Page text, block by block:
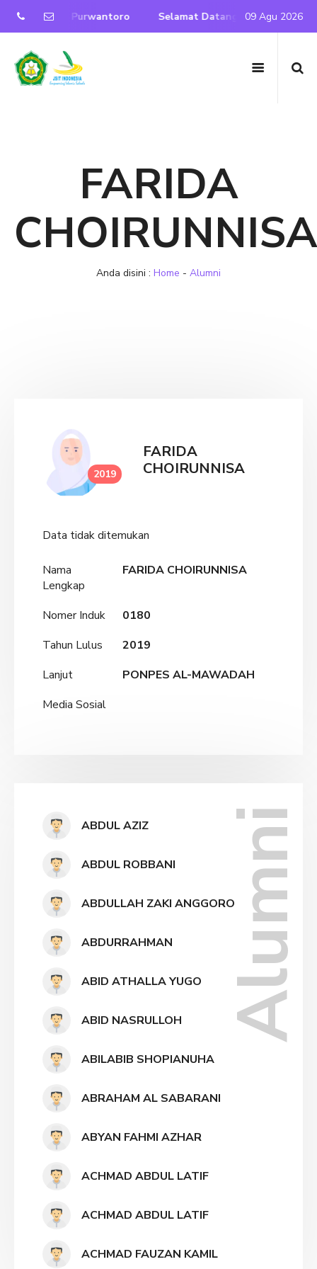
Nurul Iman Purwantoro Selamat Datang di Website
09 Agu 2026
FARIDA
CHOIRUNNISA
Anda disini : Home - Alumni
2019
FARIDA
CHOIRUNNISA
Data tidak ditemukan
Nama
Lengkap
FARIDA CHOIRUNNISA
Nomer Induk
0180
Tahun Lulus
2019
Lanjut
PONPES AL-MAWADAH
Media Sosial
Alumni
ABDUL AZIZ
ABDUL ROBBANI
ABDULLAH ZAKI ANGGORO
ABDURRAHMAN
ABID ATHALLA YUGO
ABID NASRULLOH
ABILABIB SHOPIANUHA
ABRAHAM AL SABARANI
ABYAN FAHMI AZHAR
ACHMAD ABDUL LATIF
ACHMAD ABDUL LATIF
ACHMAD FAUZAN KAMIL